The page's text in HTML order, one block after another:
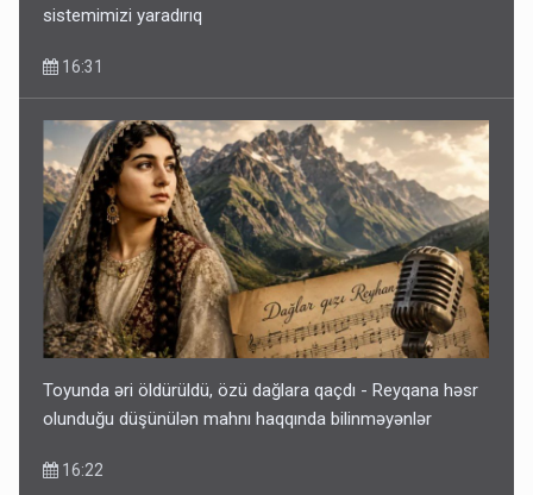
sistemimizi yaradırıq
16:31
Toyunda əri öldürüldü, özü dağlara qaçdı - Reyqana həsr
olunduğu düşünülən mahnı haqqında bilinməyənlər
16:22